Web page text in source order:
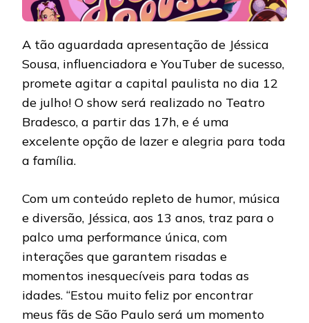
A tão aguardada apresentação de Jéssica
Sousa, influenciadora e YouTuber de sucesso,
promete agitar a capital paulista no dia 12
de julho! O show será realizado no Teatro
Bradesco, a partir das 17h, e é uma
excelente opção de lazer e alegria para toda
a família.
Com um conteúdo repleto de humor, música
e diversão, Jéssica, aos 13 anos, traz para o
palco uma performance única, com
interações que garantem risadas e
momentos inesquecíveis para todas as
idades. “Estou muito feliz por encontrar
meus fãs de São Paulo será um momento